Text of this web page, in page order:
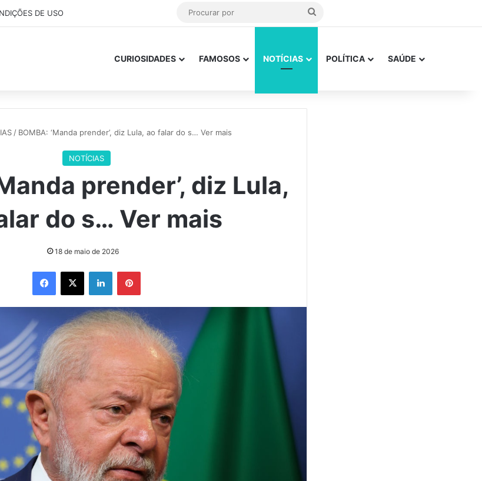
DE USO
CURIOSIDADES FAMOSOS NOTÍCIAS POLÍTICA SAÚDE
/ BOMBA: ‘Manda prender’, diz Lula, ao falar do s… Ver mais
NOTÍCIAS
prender’, diz Lula,
do s… Ver mais
18 de maio de 2026
Facebook
X LinkedinPinterest